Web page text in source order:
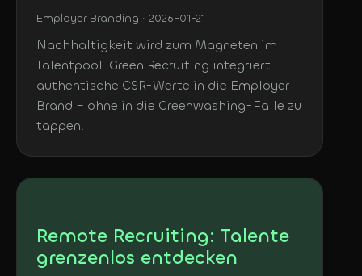
Employer Branding · 2026-01-21
Nachhaltigkeit wird zum Magneten im
Talentpool. Green Recruiting integriert
authentische CSR-Werte in die Employer
Brand – ohne in die Greenwashing-Falle zu
tappen.
Remote Recruiting: Talente
grenzenlos entdecken